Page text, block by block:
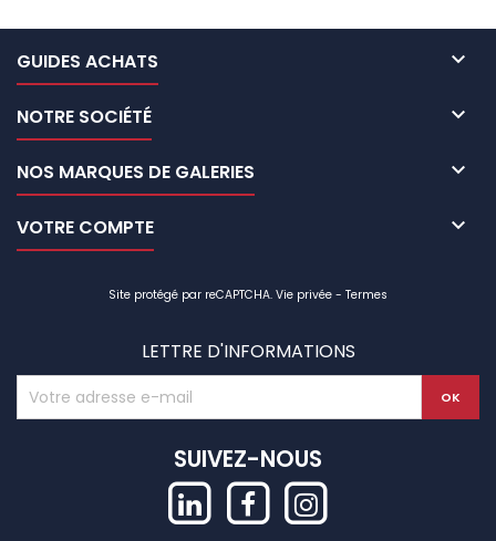
GUIDES ACHATS 
NOTRE SOCIÉTÉ 
NOS MARQUES DE GALERIES 
VOTRE COMPTE 
Site protégé par reCAPTCHA. Vie privée - Termes
LETTRE D'INFORMATIONS
SUIVEZ-NOUS